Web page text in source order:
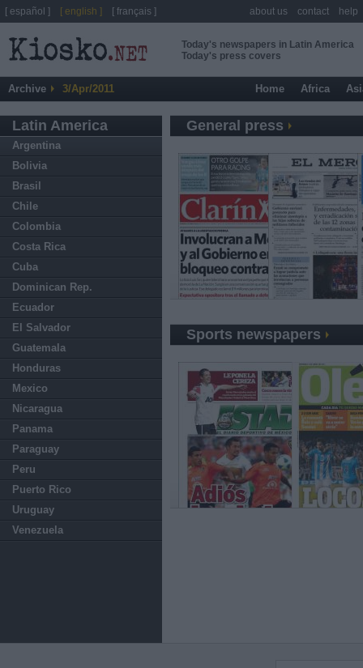
Today's newspapers in Latin America
Today's press covers
Archive 3/Apr/2011 Home Africa
Latin America
Argentina
Bolivia
Brasil
Chile
Colombia
Costa Rica
Cuba
Dominican Rep.
Ecuador
El Salvador
Guatemala
Honduras
Mexico
Nicaragua
Panama
Paraguay
Peru
Puerto Rico
Uruguay
Venezuela
General press
Sports newspapers
[ español ] [ english ] [ français ] about us contact help